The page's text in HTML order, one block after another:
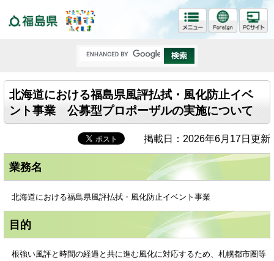
北海道における福島県風評払拭・風化防止イベ
ント事業 公募型プロポーザルの実施について
掲載日：2026年6月17日更新
業務名
北海道における福島県風評払拭・風化防止イベント事業
目的
根強い風評と時間の経過と共に進む風化に対応するため、札幌都市圏等